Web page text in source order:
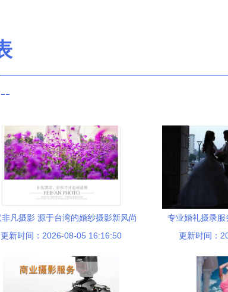
凡摄影 源于台湾的婚纱摄影新风尚
更新时间：2026-08-05 16:16:50
专业婚礼摄录
更新时间：